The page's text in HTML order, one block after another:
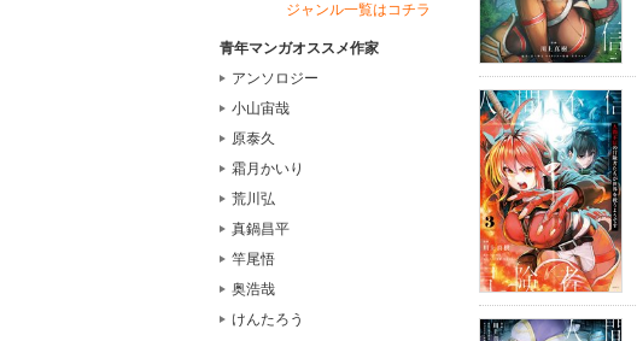
ジャンル一覧はコチラ
青年マンガオススメ作家
アンソロジー
小山宙哉
原泰久
霜月かいり
荒川弘
真鍋昌平
竿尾悟
奥浩哉
けんたろう